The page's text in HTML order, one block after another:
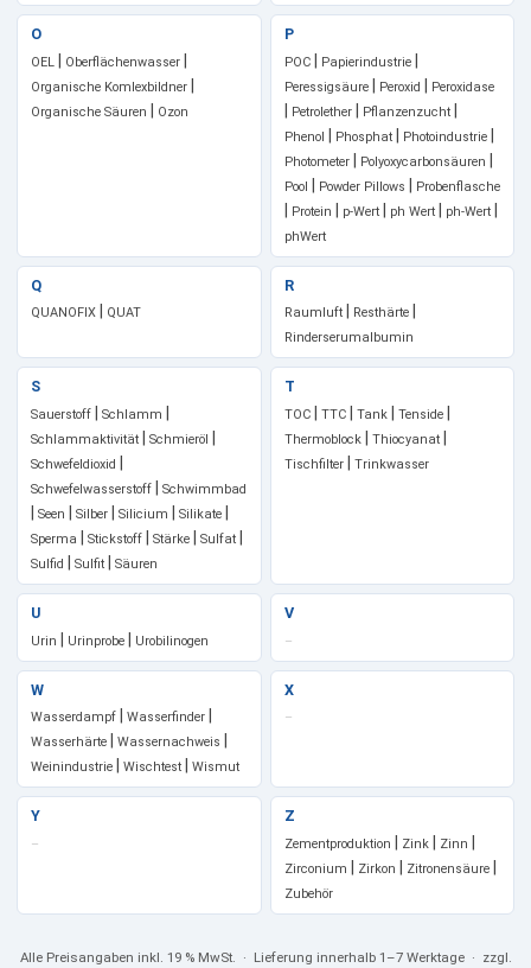
O
OEL Oberflächenwasser
Organische Komlexbildner
Organische Säuren Ozon
P
POC| Papierindustrie|
Peressigsäure| Peroxid Peroxidase
Petrolether| Pflanzenzucht|
Phenol Phosphat| Photoindustrie|
Photometer| Polyoxycarbonsäuren
Pool Powder Pillows Probenflasche
Protein p-Wert| ph Wert| ph-Wert|
phWert
Q
QUANOFIX QUAT
R
Raumluft| Resthärte|
Rinderserumalbumin
S
Sauerstoff |Schlamm
Schlammaktivität |Schmieröl
Schwefeldioxid
Schwefelwasserstoff |Schwimmbad
|Seen |Silber |Silicium |Silikate
Sperma |Stickstoff |Stärke |Sulfat
Sulfid |Sulfit |Säuren
T
TOC| TTC| Tank| Tenside|
Thermoblock| Thiocyanat|
Tischfilter| Trinkwasser
U
Urin | Urinprobe | Urobilinogen
V
–
W
Wasserdampf |Wasserfinder
Wasserhärte |Wassernachweis
Weinindustrie |Wischtest |Wismut
X
–
Y
–
Z
Zementproduktion | Zink| Zinn |
Zirconium | Zirkon | Zitronensäure|
Zubehör
Alle Preisangaben inkl. 19 % MwSt. · Lieferung innerhalb 1–7 Werktage · zzgl.